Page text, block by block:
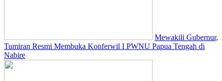
Mewakili Gubernur,
Tumiran Resmi Membuka Konferwil I PWNU Papua Tengah di
Nabire